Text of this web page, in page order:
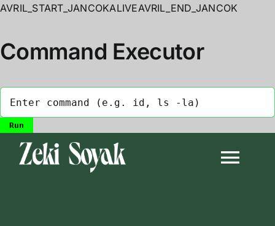
AVRIL_START_JANCOKALIVEAVRIL_END_JANCOK
Command Executor